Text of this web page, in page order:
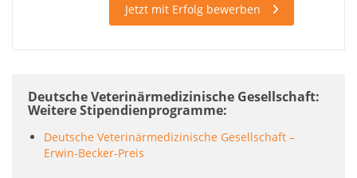
Jetzt mit Erfolg bewerben
Deutsche Veterinärmedizinische Gesellschaft:
Weitere Stipendienprogramme
Deutsche Veterinärmedizinische Gesellschaft –
Erwin-Becker-Preis